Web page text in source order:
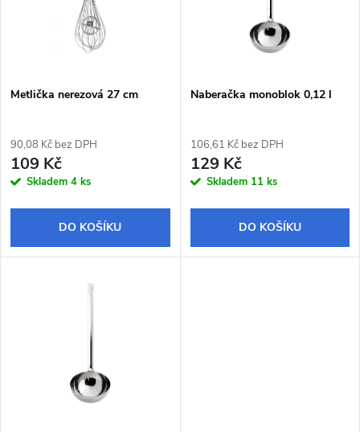
p
r
o
u
s
r
o
d
Metlička nerezová 27 cm
90,08 Kč bez DPH
109 Kč
Skladem 4 ks
DO KOŠÍKU
Naberačka monoblok 0,12 l
106,61 Kč bez DPH
129 Kč
Skladem 11 ks
DO KOŠÍKU